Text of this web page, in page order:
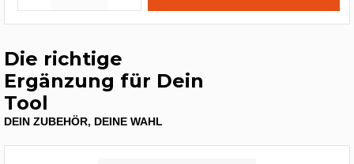
Die richtige
Ergänzung für Dein
Tool
DEIN ZUBEHÖR, DEINE WAHL